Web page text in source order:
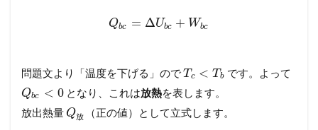
Qbc = ΔUbc + Wbc
問題文より「温度を下げる」のでT c < Tb です。よって
Qbc < 0となり、これは放熱を表します。
放出熱量 Q放 （正の値）として立式します。